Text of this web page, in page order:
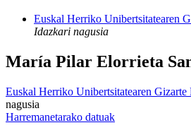
Euskal Herriko Unibertsitatearen
Idazkari nagusia
María Pilar Elorrieta
Euskal Herriko Unibertsitatearen Gizarte
nagusia
Harremanetarako datuak